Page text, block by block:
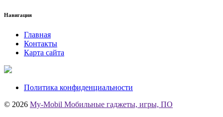
Навигация
Главная
Контакты
Карта сайта
Политика конфиденциальности
© 2026 My-Mobil Мобильные гаджеты, игры, ПО